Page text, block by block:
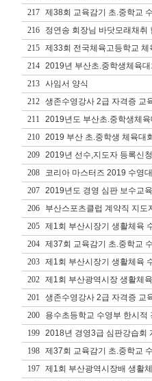
217
제38회 교육감기 초.중학교
216
정연송 회장님 바닷모래채취
215
제33회 전국체육고등학교 체
214
2019년 부산초.중학생체육
213
사임서 양식
212
생존수영강사 2급 자격증 교
211
2019년도 부산초.중학생체
210
2019 부산 초.중학생 체육대
209
2019년 선수,지도자 등록신
208
코리아 마스터즈 2019 수영
207
2019년도 경영 심판 보수교
206
부산스포츠클럽 계약직 지도
205
제1회 부산시장기 생활체육
204
제37회 교육감기 초.중학교
203
제1회 부산시장기 생활체육
202
제1회 부산광역시장 생활체
201
생존수영강사 2급 자격증 교
200
용수초등학교 수영부 한시적
199
2018년 경영3급 심판강습회
198
제37회 교육감기 초.중학교
197
제1회 부산광역시장배 생활